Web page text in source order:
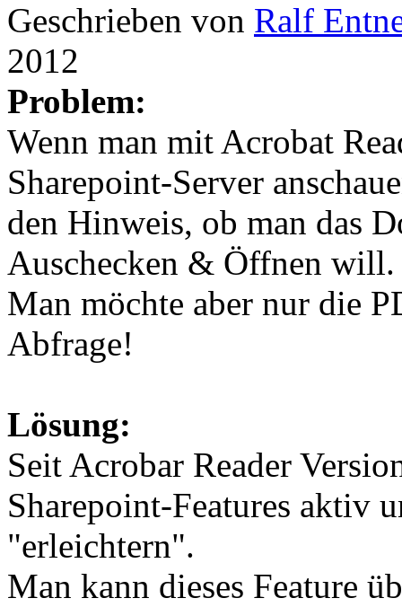
Geschrieben von Ralf
2012
Problem:
Wenn man mit Acrobat
Sharepoint-Server
den Hinweis, ob man das
Auschecken & Öffnen will.
Man möchte aber nur die
Abfrage!
Lösung:
Seit Acrobar Reader
Sharepoint-Features aktiv
"erleichtern".
Man kann dieses Feature